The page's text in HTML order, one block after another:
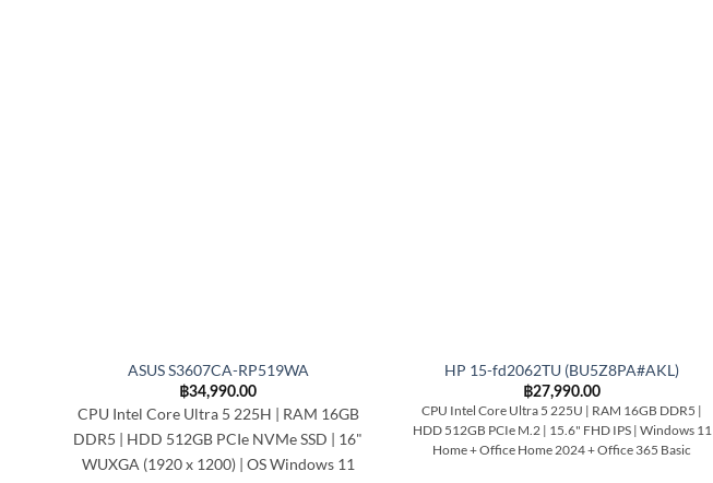
ASUS S3607CA-RP519WA
฿34,990.00
CPU Intel Core Ultra 5 225H | RAM 16GB
DDR5 | HDD 512GB PCIe NVMe SSD | 16"
WUXGA (1920 x 1200) | OS Windows 11
HP 15-fd2062TU (BU5Z8PA#AKL)
฿27,990.00
CPU Intel Core Ultra 5 225U | RAM 16GB DDR5 |
HDD 512GB PCIe M.2 | 15.6" FHD IPS | Windows 11
Home + Office Home 2024 + Office 365 Basic